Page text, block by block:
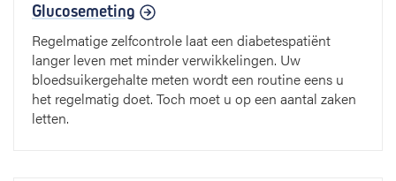
Glucosemeting
Regelmatige zelfcontrole laat een diabetespatiënt
langer leven met minder verwikkelingen. Uw
bloedsuikergehalte meten wordt een routine eens u
het regelmatig doet. Toch moet u op een aantal zaken
letten.